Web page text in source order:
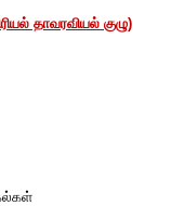
(உயிரியல்